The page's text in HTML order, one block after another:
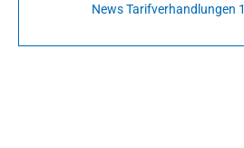
News Tarifverhandlungen